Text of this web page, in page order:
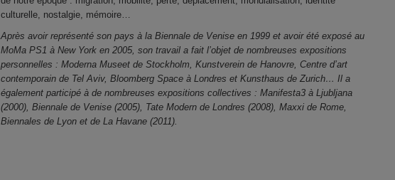
culturelle, nostalgie, mémoire…
Après avoir représenté son pays à la Biennale de Venise en 1999 et avoir été exposé au
MoMa PS1 à New York en 2005, son travail a fait l’objet de nombreuses expositions
personnelles : Moderna Museet de Stockholm, Kunstverein de Hanovre, Centre d’art
contemporain de Tel Aviv, Bloomberg Space à Londres et Kunsthaus de Zurich… Il a
également participé à de nombreuses expositions collectives : Manifesta3 à Ljubljana
(2000), Biennale de Venise (2005), Tate Modern de Londres (2008), Maxxi de Rome,
Biennales de Lyon et de La Havane (2011).